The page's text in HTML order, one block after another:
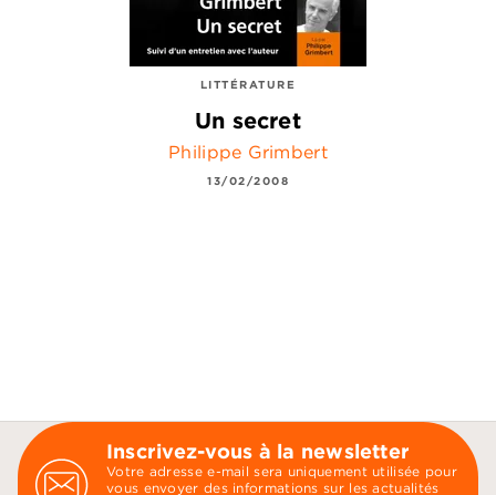
LITTÉRATURE
Un secret
Philippe Grimbert
13/02/2008
Inscrivez-vous à la newsletter
Votre adresse e-mail sera uniquement utilisée pour
vous envoyer des informations sur les actualités